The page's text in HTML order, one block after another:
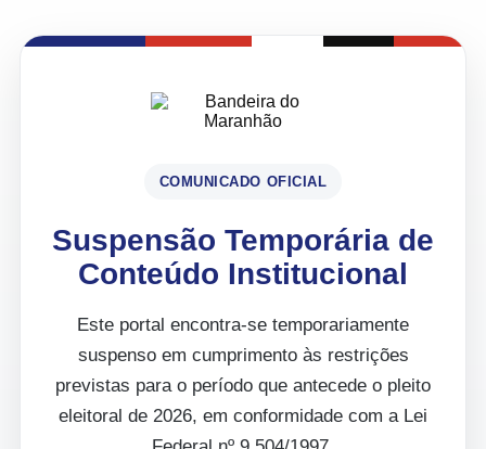
COMUNICADO OFICIAL
Suspensão Temporária de
Conteúdo Institucional
Este portal encontra-se temporariamente
suspenso em cumprimento às restrições
previstas para o período que antecede o pleito
eleitoral de 2026, em conformidade com a Lei